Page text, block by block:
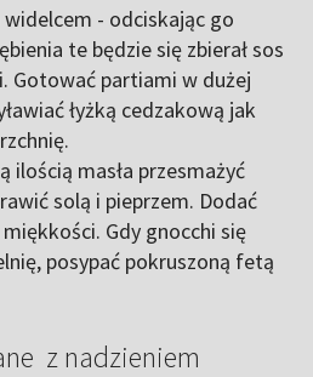
- odciskając go
te będzie się zbierał sos
Gotować partiami w dużej
łyżką cedzakową jak
ilością masła przesmażyć
solą i pieprzem. Dodać
Gdy gnocchi się
posypać pokruszoną fetą
z nadzieniem